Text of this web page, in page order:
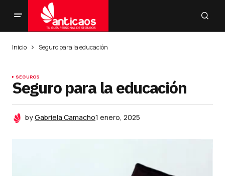
Inicio Seguro para la educación
SEGUROS
Seguro para la educación
byGabriela Camacho1 enero, 2025